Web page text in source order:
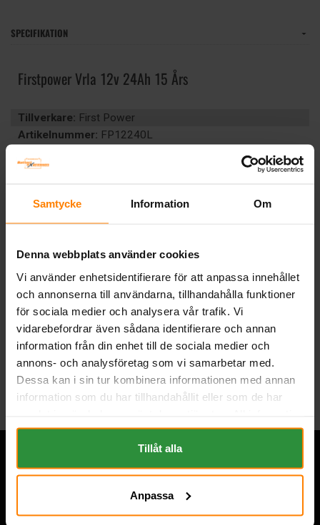
Samtycke Information Om
Denna webbplats använder cookies
Vi använder enhetsidentifierare för att anpassa innehållet
och annonserna till användarna, tillhandahålla funktioner
för sociala medier och analysera vår trafik. Vi
vidarebefordrar även sådana identifierare och annan
information från din enhet till de sociala medier och
annons- och analysföretag som vi samarbetar med.
Dessa kan i sin tur kombinera informationen med annan
information som du har tillhandahållit eller som de har
om "Cookies" och ditt val finner du på vår Cookie sida
längst ner i "footern" på sidan.
Tillåt alla
Anpassa
SPECIFIKATION
Firstpower Vrla 12v 24Ah 15 Års
Tillverkare: First Power
Artikelnummer: FP12240L
Bredd (mm):
Vikt:7.9 kg
Ah (C20):24
Polställning:2 (Diagonal)
Teknologi:
AGM
Artikelgrupp:
VR STATIONÄRT
BESKRIVNING
Tillbaka